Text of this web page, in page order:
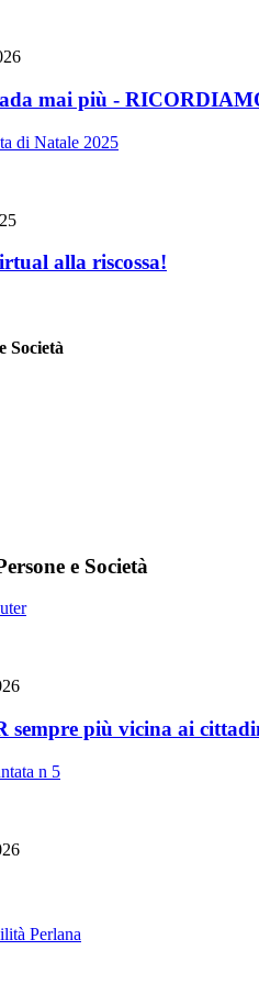
mai più -
alla riscossa!
Società
e Società
sempre più vicina ai